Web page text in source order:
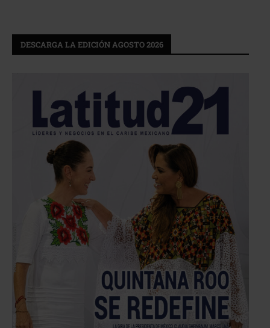
DESCARGA LA EDICIÓN AGOSTO 2026